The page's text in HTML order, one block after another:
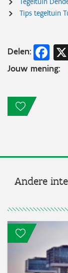
Tips tegeltuin
Delen:
Jouw mening:
Andere